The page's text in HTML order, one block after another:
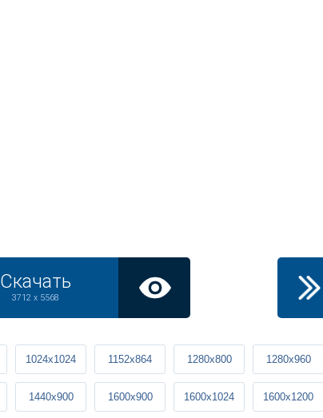
Скачать
3712 x 5568
1024x1024 1152x864 1280x800 1280x960
1440x900 1600x900 1600x1024 1600x1200